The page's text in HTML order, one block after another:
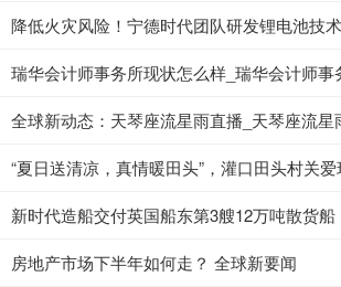
降低火灾风险！宁德时代团队研发锂电池技
瑞华会计师事务所现状怎么样_瑞华会计师事
全球新动态：天琴座流星雨直播_天琴座流星
“夏日送清凉，真情暖田头”，灌口田头村关
新时代造船交付英国船东第3艘12万吨散货船
房地产市场下半年如何走？ 全球新要闻